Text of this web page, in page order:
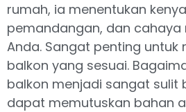
rumah, ia menentukan
pemandangan, dan cahaya
Anda. Sangat penting untuk
balkon yang sesuai.
balkon menjadi sangat sulit
dapat memutuskan bahan